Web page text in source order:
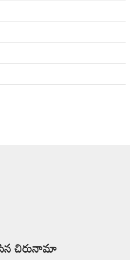
చిరునామా